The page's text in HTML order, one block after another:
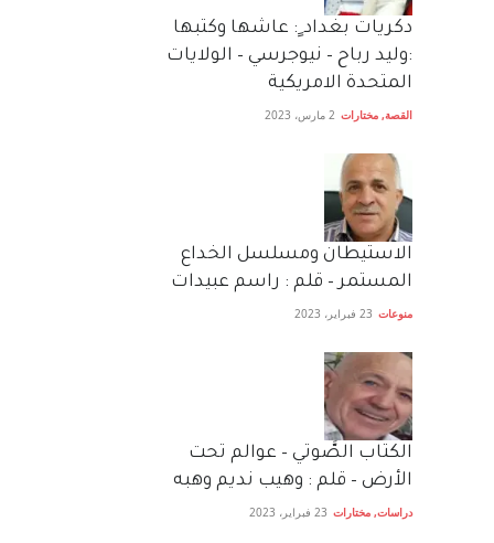
دكريات بغداد ٍ: عاشها وكتبها
:وليد رباح – نيوجرسي – الولايات
المتحدة الامريكية
القصة, مختارات 2 مارس، 2023
الاستيطان ومسلسل الخداع
المستمر – قلم : راسم عبيدات
منوعات 23 فبراير، 2023
الكتاب الصَّوتي – عوالم تحت
الأرض – قلم : وهيب نديم وهبه
دراسات, مختارات 23 فبراير، 2023